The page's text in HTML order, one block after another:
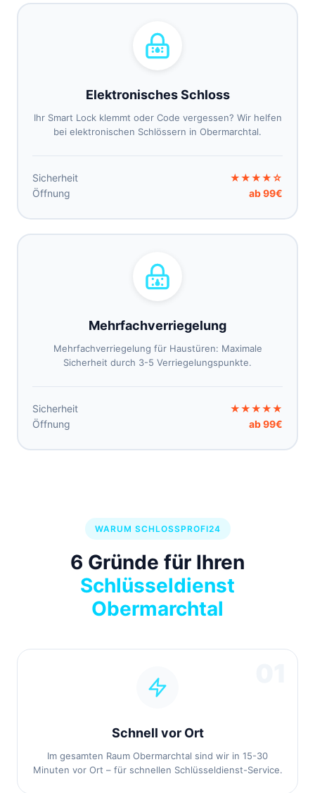
Elektronisches Schloss
Ihr Smart Lock klemmt oder Code vergessen? Wir helfen
bei elektronischen Schlössern in Obermarchtal.
Sicherheit
★★★★☆
Öffnung
ab 99€
Mehrfachverriegelung
Mehrfachverriegelung für Haustüren: Maximale
Sicherheit durch 3-5 Verriegelungspunkte.
Sicherheit
★★★★★
Öffnung
ab 99€
WARUM SCHLOSSPROFI24
6 Gründe für Ihren
Schlüsseldienst
Obermarchtal
Schnell vor Ort
Im gesamten Raum Obermarchtal sind wir in 15-30
Minuten vor Ort – für schnellen Schlüsseldienst-Service.